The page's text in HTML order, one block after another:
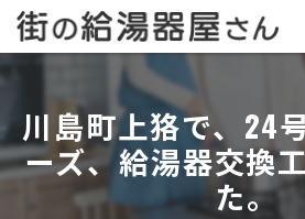
川島町上狢で、24
ーズ、給湯器交換
た。